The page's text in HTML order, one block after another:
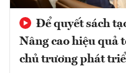
Để quyết sách
Nâng cao hiệu quả
chủ trương phát